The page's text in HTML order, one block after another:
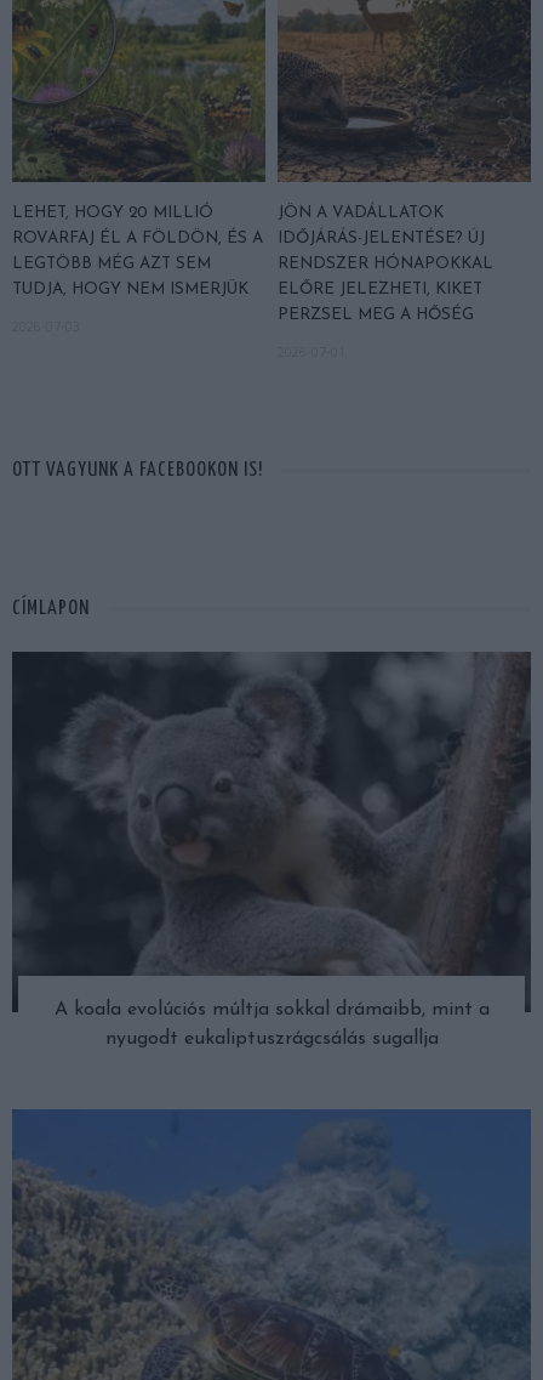
LEHET, HOGY 20 MILLIÓ
ROVARFAJ ÉL A FÖLDÖN, ÉS A
LEGTÖBB MÉG AZT SEM
TUDJA, HOGY NEM ISMERJÜK
JÖN A VADÁLLATOK
IDŐJÁRÁS-JELENTÉSE? ÚJ
RENDSZER HÓNAPOKKAL
ELŐRE JELEZHETI, KIKET
PERZSEL MEG A HŐSÉG
OTT VAGYUNK A FACEBOOKON IS!
CÍMLAPON
A koala evolúciós múltja sokkal drámaibb, mint a
nyugodt eukaliptuszrágcsálás sugallja